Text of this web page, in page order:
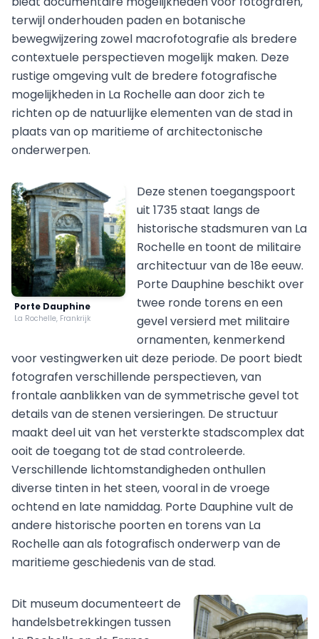
terwijl onderhouden paden en botanische
bewegwijzering zowel macrofotografie als bredere
contextuele perspectieven mogelijk maken. Deze
rustige omgeving vult de bredere fotografische
mogelijkheden in La Rochelle aan door zich te
richten op de natuurlijke elementen van de stad in
plaats van op maritieme of architectonische
onderwerpen.
Porte Dauphine
La Rochelle, Frankrijk
Deze stenen toegangspoort
uit 1735 staat langs de
historische stadsmuren van La
Rochelle en toont de militaire
architectuur van de 18e eeuw.
Porte Dauphine beschikt over
twee ronde torens en een
gevel versierd met militaire
ornamenten, kenmerkend
voor vestingwerken uit deze periode. De poort biedt
fotografen verschillende perspectieven, van
frontale aanblikken van de symmetrische gevel tot
details van de stenen versieringen. De structuur
maakt deel uit van het versterkte stadscomplex dat
ooit de toegang tot de stad controleerde.
Verschillende lichtomstandigheden onthullen
diverse tinten in het steen, vooral in de vroege
ochtend en late namiddag. Porte Dauphine vult de
andere historische poorten en torens van La
Rochelle aan als fotografisch onderwerp van de
maritieme geschiedenis van de stad.
Dit museum documenteert de
handelsbetrekkingen tussen